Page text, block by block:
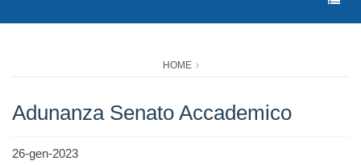
HOME
Adunanza Senato Accademico
26-gen-2023